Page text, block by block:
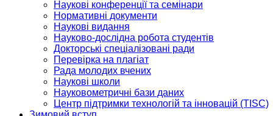
Наукові конференції та семінари
Нормативні документи
Наукові видання
Науково-дослідна робота студентів
Докторські спеціалізовані ради
Перевірка на плагіат
Рада молодих вчених
Наукові школи
Науковометричні бази даних
Центр підтримки технологій та інновацій (TISC)